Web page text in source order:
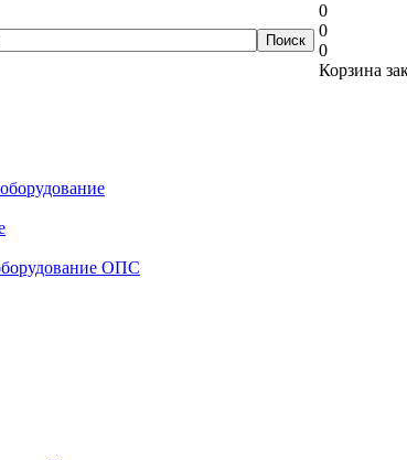
0
0
0
Корзина
ОПС